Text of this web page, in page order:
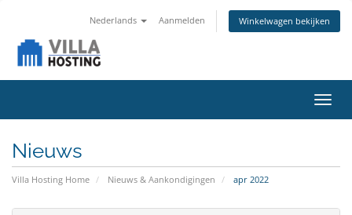
Nederlands Aanmelden Winkelwagen bekijken
in-/
Nieuws
Villa Hosting Home Nieuws & Aankondigingen apr 2022